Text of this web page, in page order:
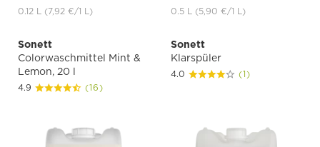
0.12 L (7,92 €/1 L) 0.5 L (5,90 €/1 L)
Sonett
Colorwaschmittel Mint &
Lemon, 20 l
4.9 (16)
Sonett
Klarspüler
4.0 (1)